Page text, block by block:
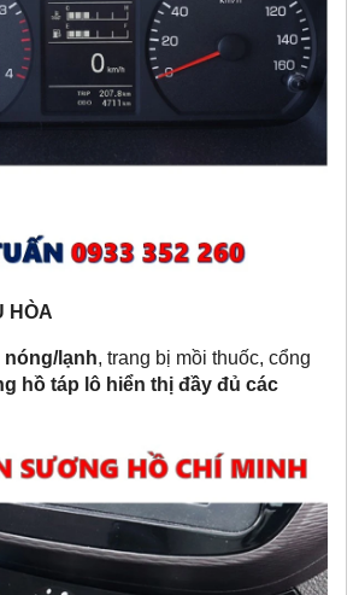
HÒA
nóng/lạnh, trang bị mồi thuốc, cổng
hồ táp lô hiển thị đầy đủ các